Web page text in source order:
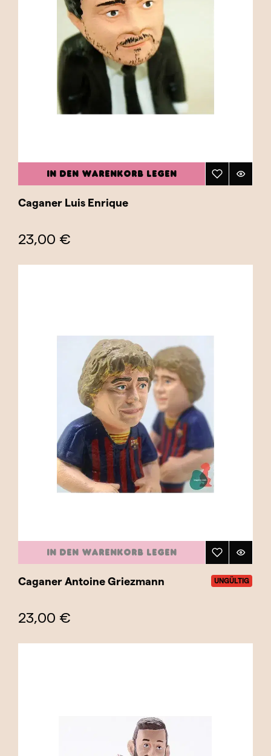
IN DEN WARENKORB LEGEN
Caganer Luis Enrique
23,00 €
IN DEN WARENKORB LEGEN
UNGÜLTIG
Caganer Antoine Griezmann
23,00 €